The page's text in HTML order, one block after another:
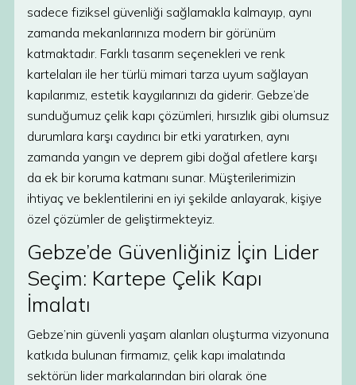
sadece fiziksel güvenliği sağlamakla kalmayıp, aynı
zamanda mekanlarınıza modern bir görünüm
katmaktadır. Farklı tasarım seçenekleri ve renk
kartelaları ile her türlü mimari tarza uyum sağlayan
kapılarımız, estetik kaygılarınızı da giderir. Gebze’de
sunduğumuz çelik kapı çözümleri, hırsızlık gibi olumsuz
durumlara karşı caydırıcı bir etki yaratırken, aynı
zamanda yangın ve deprem gibi doğal afetlere karşı
da ek bir koruma katmanı sunar. Müşterilerimizin
ihtiyaç ve beklentilerini en iyi şekilde anlayarak, kişiye
özel çözümler de geliştirmekteyiz.
Gebze’de Güvenliğiniz İçin Lider
Seçim: Kartepe Çelik Kapı
İmalatı
Gebze’nin güvenli yaşam alanları oluşturma vizyonuna
katkıda bulunan firmamız, çelik kapı imalatında
sektörün lider markalarından biri olarak öne